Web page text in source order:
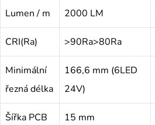
Lumen / m 2000 LM
CRI(Ra) >90Ra>80Ra
Minimální
řezná délka
166,6 mm (6LED
24V)
Šířka PCB 15 mm